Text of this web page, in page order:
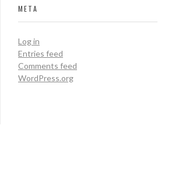
META
Log in
Entries feed
Comments feed
WordPress.org